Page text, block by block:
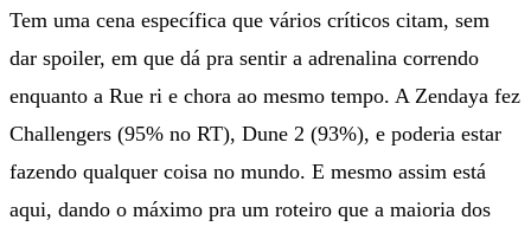
Tem uma cena específica que vários críticos citam, sem
dar spoiler, em que dá pra sentir a adrenalina correndo
enquanto a Rue ri e chora ao mesmo tempo. A Zendaya fez
Challengers (95% no RT), Dune 2 (93%), e poderia estar
fazendo qualquer coisa no mundo. E mesmo assim está
aqui, dando o máximo pra um roteiro que a maioria dos